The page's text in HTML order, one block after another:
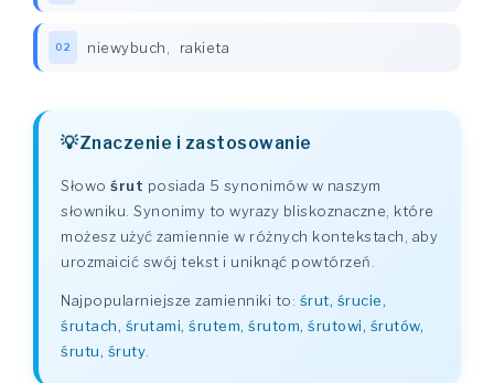
02 niewybuch rakieta
Znaczenie i zastosowanie
Słowo śrut posiada 5 synonimów w naszym
słowniku. Synonimy to wyrazy bliskoznaczne, które
możesz użyć zamiennie w różnych kontekstach, aby
urozmaicić swój tekst i uniknąć powtórzeń.
Najpopularniejsze zamienniki to: śrut, śrucie,
śrutach, śrutami, śrutem, śrutom, śrutowi, śrutów,
śrutu, śruty